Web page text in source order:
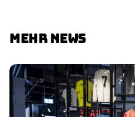
MEHR NEWS